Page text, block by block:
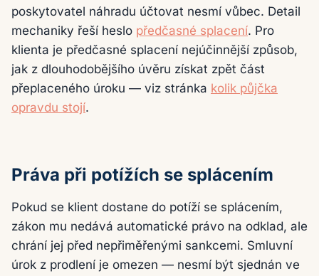
poskytovatel náhradu účtovat nesmí vůbec. Detail
mechaniky řeší heslo předčasné splacení. Pro
klienta je předčasné splacení nejúčinnější způsob,
jak z dlouhodobějšího úvěru získat zpět část
přeplaceného úroku — viz stránka kolik půjčka
opravdu stojí.
Práva při potížích se splácením
Pokud se klient dostane do potíží se splácením,
zákon mu nedává automatické právo na odklad, ale
chrání jej před nepřiměřenými sankcemi. Smluvní
úrok z prodlení je omezen — nesmí být sjednán ve